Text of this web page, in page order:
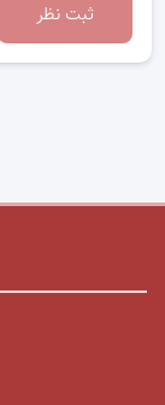
ثبت نظر